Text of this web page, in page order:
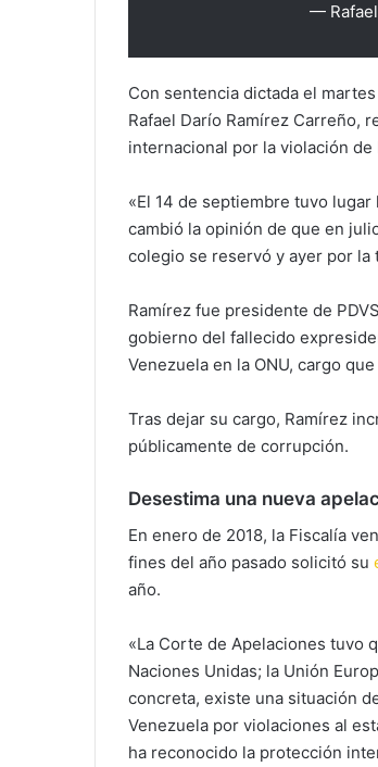
— Rafael
Con sentencia dictada el
Rafael Darío Ramírez Carreño,
internacional por la violación
«El 14 de septiembre tuvo
cambió la opinión de que en
colegio se reservó y ayer por la
Ramírez fue presidente de
gobierno del fallecido
Venezuela en la ONU, cargo
Tras dejar su cargo, Ramírez
públicamente de corrupción.
Desestima una nueva
En enero de 2018, la Fiscalía
fines del año pasado solicitó su
año.
«La Corte de Apelaciones tuvo
Naciones Unidas; la Unión
concreta, existe una situación
Venezuela por violaciones al
ha reconocido la protección